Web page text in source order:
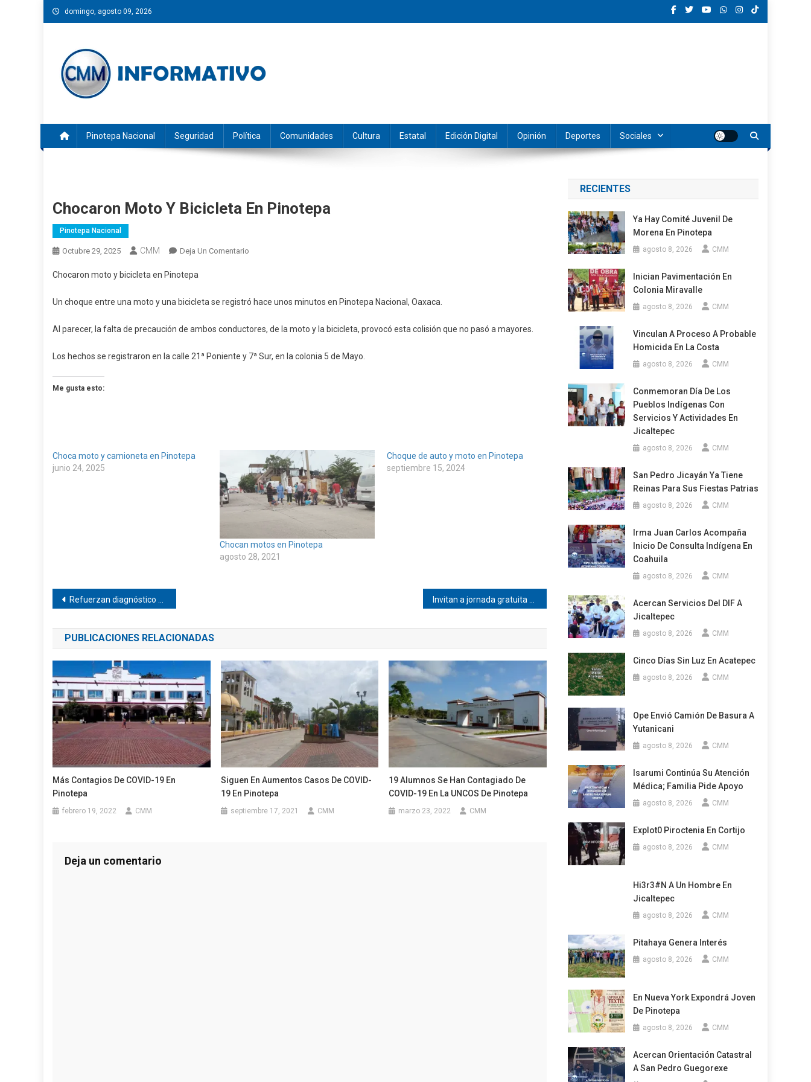
Saltar
al
domingo, agosto 09, 2026
Pinotepa Nacional Seguridad Política Comunidades Cultura Estatal Edición Digital Opinión Deportes Sociales
Chocaron Moto Y Bicicleta En Pinotepa
Pinotepa Nacional
Octubre 29, 2025 CMM Deja Un Comentario
Bicicleta
Pinotepa
Chocaron moto y bicicleta en Pinotepa
Un choque entre una moto y una bicicleta se registró hace unos minutos en Pinotepa Nacional, Oaxaca.
Al parecer, la falta de precaución de ambos conductores, de la moto y la bicicleta, provocó esta colisión que no pasó a mayores.
Los hechos se registraron en la calle 21ª Poniente y 7ª Sur, en la colonia 5 de Mayo.
Me gusta esto:
Choca moto y camioneta en Pinotepa
junio 24, 2025
Chocan motos en Pinotepa
agosto 28, 2021
Choque de auto y moto en Pinotepa
septiembre 15, 2024
Navegación
de
entradas
Refuerzan diagnóstico de enfermedades en la Costa
PUBLICACIONES RELACIONADAS
Más Contagios De COVID-19 En
Pinotepa
febrero 19, 2022 CMM
Siguen En Aumentos Casos De COVID-
19 En Pinotepa
septiembre 17, 2021 CMM
19 Alumnos Se Han Contagiado De
COVID-19 En La UNCOS De Pinotepa
marzo 23, 2022 CMM
Deja un comentario
RECIENTES
Ya Hay Comité Juvenil De
Morena En Pinotepa
agosto 8, 2026 CMM
Inician Pavimentación En
Colonia Miravalle
agosto 8, 2026 CMM
Vinculan A Proceso A Probable
Homicida En La Costa
agosto 8, 2026 CMM
Conmemoran Día De Los
Pueblos Indígenas Con
Servicios Y Actividades En
Jicaltepec
agosto 8, 2026 CMM
San Pedro Jicayán Ya Tiene
Reinas Para Sus Fiestas Patrias
agosto 8, 2026 CMM
Irma Juan Carlos Acompaña
Inicio De Consulta Indígena En
Coahuila
agosto 8, 2026 CMM
Acercan Servicios Del DIF A
Jicaltepec
agosto 8, 2026 CMM
Cinco Días Sin Luz En Acatepec
agosto 8, 2026 CMM
Ope Envió Camión De Basura A
Yutanicani
agosto 8, 2026 CMM
Isarumi Continúa Su Atención
Médica; Familia Pide Apoyo
agosto 8, 2026 CMM
Explot0 Piroctenia En Cortijo
agosto 8, 2026 CMM
Hi3r3#n A Un Hombre En
Jicaltepec
agosto 8, 2026 CMM
Pitahaya Genera Interés
agosto 8, 2026 CMM
En Nueva York Expondrá Joven
De Pinotepa
agosto 8, 2026 CMM
Acercan Orientación Catastral
A San Pedro Guegorexe